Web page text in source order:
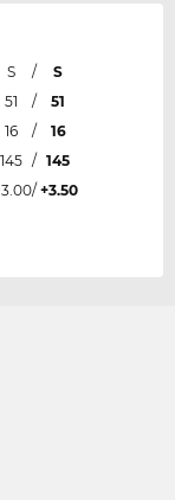
S /
S
51 /
51
16 /
16
145 / 145
/ +3.50